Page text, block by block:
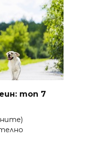
топ 7